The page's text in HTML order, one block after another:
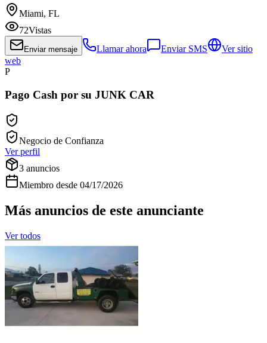
Miami, FL
72Vistas
Enviar mensaje Llamar ahora Enviar SMS
Ver sitio
web
P
Pago Cash por su JUNK CAR
Negocio de Confianza
Ver perfil
3 anuncios
Miembro desde 04/17/2026
Más anuncios de este anunciante
Ver todos